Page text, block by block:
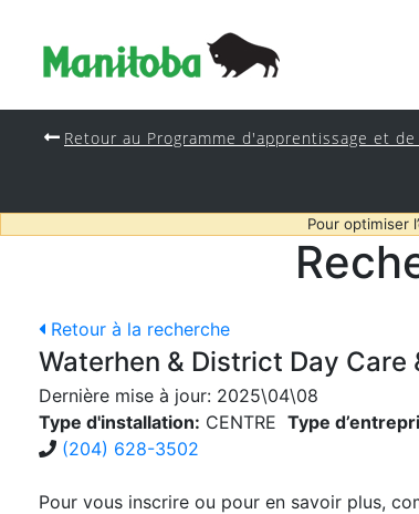
Retour au Programme d'apprentissage et
Pour optimiser
Retour à la recherche
Waterhen & District Day
Dernière mise à jour: 2025\04\08
Type d'installation: CENTRE Type
(204) 628-3502
Pour vous inscrire ou pour en savoir plus,